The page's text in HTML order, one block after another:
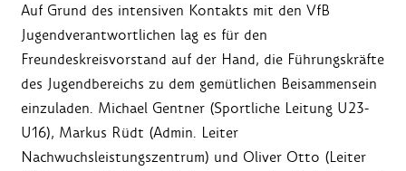
Auf Grund des intensiven Kontakts mit den VfB
Jugendverantwortlichen lag es für den
Freundeskreisvorstand auf der Hand, die Führungskräfte
des Jugendbereichs zu dem gemütlichen Beisammensein
einzuladen. Michael Gentner (Sportliche Leitung U23-
U16), Markus Rüdt (Admin. Leiter
Nachwuchsleistungszentrum) und Oliver Otto (Leiter